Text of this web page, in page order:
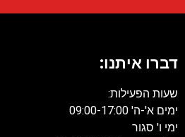
איתנו:
הפעילות:
א'-ה' 09:00-17:00
ו' סגור